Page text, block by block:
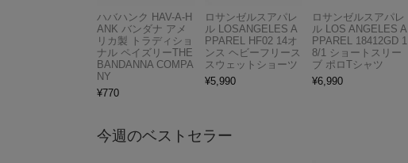
ハバハンク HAV-A-H
ANK バンダナ アメ
リカ製 トラディショ
ナル ペイズリーTHE
BANDANNA COMPA
NY
¥770
ロサンゼルスアパレ
ル LOSANGELES A
PPAREL HF02 14オ
ンス ヘビーフリース
スウェットショーツ
¥5,990
ロサンゼルスアパレ
ル LOS ANGELES A
PPAREL 18412GD 1
8/1 ショートスリー
ブ ポロTシャツ
¥6,990
今週のベストセラー